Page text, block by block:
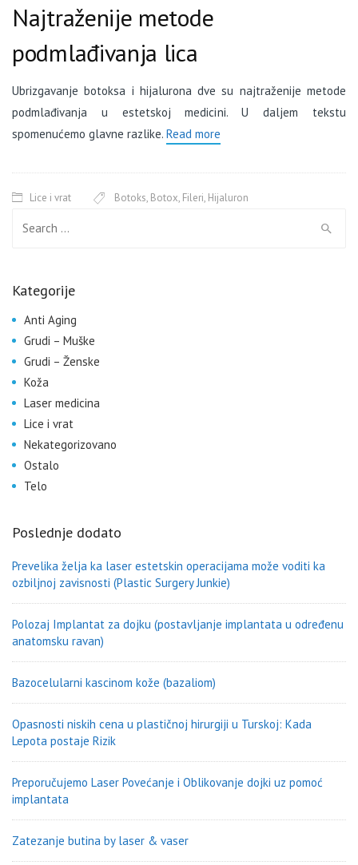
Najtraženije metode
podmlađivanja lica
Ubrizgavanje botoksa i hijalurona dve su najtraženije metode
podmlađivanja u estetskoj medicini. U daljem tekstu
spomenućemo glavne razlike. Read more
Lice i vrat Botoks, Botox, Fileri, Hijaluron
Kategorije
Anti Aging
Grudi – Muške
Grudi – Ženske
Koža
Laser medicina
Lice i vrat
Nekategorizovano
Ostalo
Telo
Poslednje dodato
Prevelika želja ka laser estetskin operacijama može voditi ka
ozbiljnoj zavisnosti (Plastic Surgery Junkie)
Polozaj Implantat za dojku (postavljanje implantata u određenu
anatomsku ravan)
Bazocelularni kascinom kože (bazaliom)
Opasnosti niskih cena u plastičnoj hirurgiji u Turskoj: Kada
Lepota postaje Rizik
Preporučujemo Laser Povećanje i Oblikovanje dojki uz pomoć
implantata
Zatezanje butina by laser & vaser